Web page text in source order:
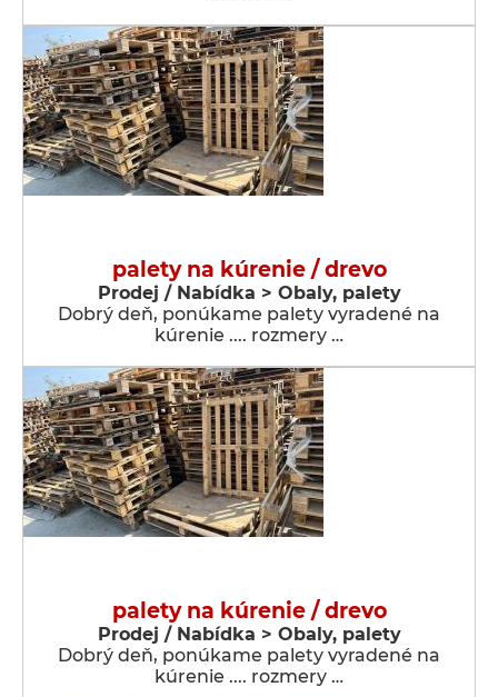
palety na kúrenie / drevo
Prodej / Nabídka > Obaly, palety
Dobrý deň, ponúkame palety vyradené na
kúrenie .... rozmery …
palety na kúrenie / drevo
Prodej / Nabídka > Obaly, palety
Dobrý deň, ponúkame palety vyradené na
kúrenie .... rozmery …